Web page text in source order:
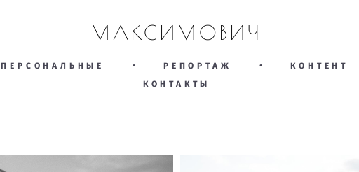
МАКСИМОВИЧ
ПЕРСОНАЛЬНЫЕ • РЕПОРТАЖ • КОНТЕНТ
КОНТАКТЫ